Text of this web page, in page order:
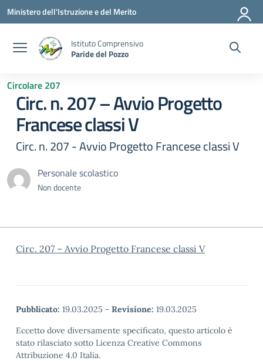
Vai ai contenuti
Vai al menu di navigazione
Vai al footer
Ministero dell'Istruzione e del Merito
Istituto Comprensivo
Paride del Pozzo
Circolare 207
Circ. n. 207 – Avvio Progetto
Francese classi V
Circ. n. 207 - Avvio Progetto Francese classi V
Personale scolastico
Non docente
Circ. 207 – Avvio Progetto Francese classi V
Pubblicato: 19.03.2025 - Revisione: 19.03.2025
Eccetto dove diversamente specificato, questo articolo è
stato rilasciato sotto Licenza Creative Commons
Attribuzione 4.0 Italia.